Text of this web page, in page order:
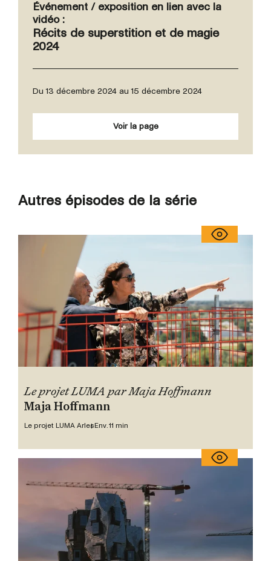
Événement / exposition en lien avec la
vidéo :
Récits de superstition et de magie
2024
Du 13 décembre 2024 au 15 décembre 2024
Voir la page
Autres épisodes de la série
Le projet LUMA par Maja Hoffmann
Maja Hoffmann
Le projet LUMA ArlesEnv. 11 min